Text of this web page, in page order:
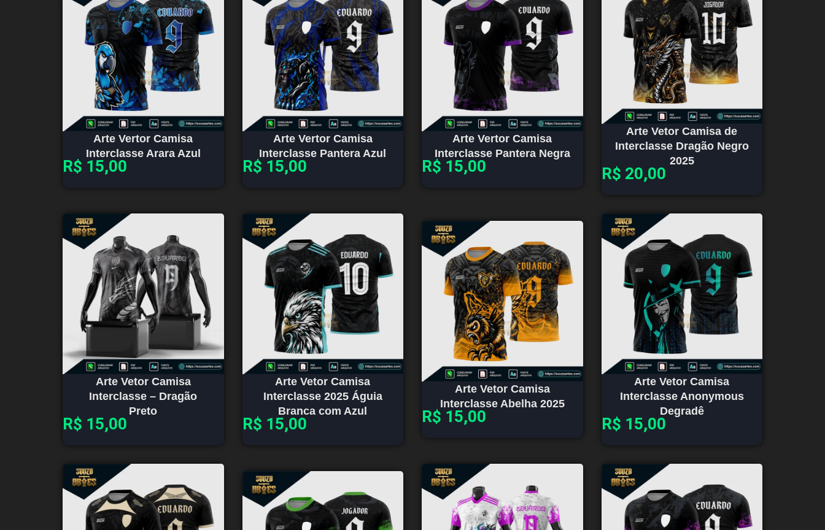
Arte Vertor Camisa
Interclasse Arara Azul
R$ 15,00
Arte Vertor Camisa
Interclasse Pantera Azul
R$ 15,00
Arte Vertor Camisa
Interclasse Pantera Negra
R$ 15,00
Arte Vetor Camisa de
Interclasse Dragão Negro
2025
R$ 20,00
Arte Vetor Camisa
Interclasse – Dragão
Preto
R$ 15,00
Arte Vetor Camisa
Interclasse 2025 Águia
Branca com Azul
R$ 15,00
Arte Vetor Camisa
Interclasse Abelha 2025
R$ 15,00
Arte Vetor Camisa
Interclasse Anonymous
Degradê
R$ 15,00